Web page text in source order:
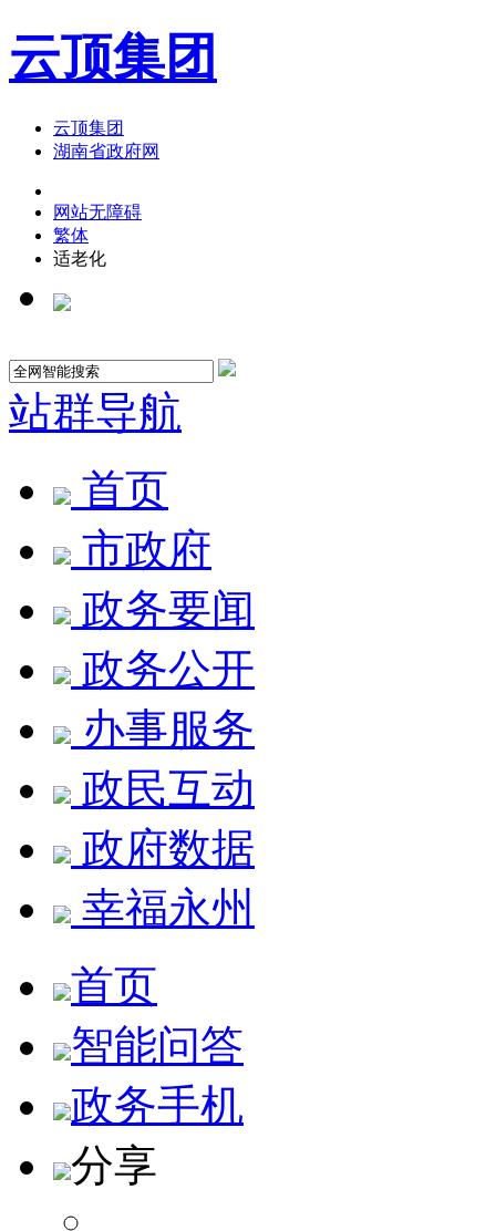
云顶集团
云顶集团
湖南省政府网
网站无障碍
繁体
适老化
站群导航
首页
市政府
政务要闻
政务公开
办事服务
政民互动
政府数据
幸福永州
首页
智能问答
政务手机
分享